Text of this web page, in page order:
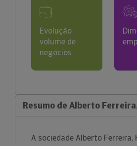
Evolução
volume de
negócios
Resumo de Alberto
A sociedade Alberto Ferreira,